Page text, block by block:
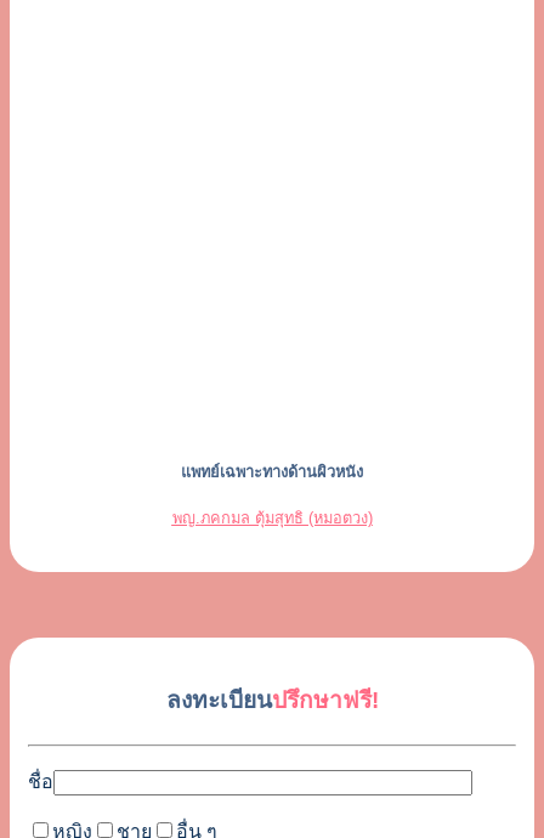
แพทย์เฉพาะทางด้านผิวหนัง
พญ.ภคกมล ตุ้มสุทธิ (หมอตวง)
ลงทะเบียนปรึกษาฟรี!
ชื่อ
หญิง ชาย อื่น ๆ